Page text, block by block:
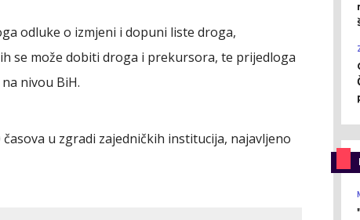
odluke o izmjeni i dopuni liste droga,
se može dobiti droga i prekursora, te prijedloga
nivou BiH.
u zgradi zajedničkih institucija, najavljeno